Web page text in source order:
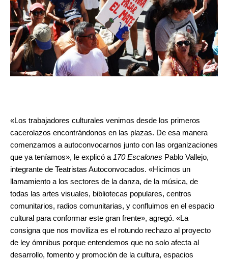
«Los trabajadores culturales venimos desde los primeros
cacerolazos encontrándonos en las plazas. De esa manera
comenzamos a autoconvocarnos junto con las organizaciones
que ya teníamos», le explicó a 170 Escalones Pablo Vallejo,
integrante de Teatristas Autoconvocados. «Hicimos un
llamamiento a los sectores de la danza, de la música, de
todas las artes visuales, bibliotecas populares, centros
comunitarios, radios comunitarias, y confluimos en el espacio
cultural para conformar este gran frente», agregó. «La
consigna que nos moviliza es el rotundo rechazo al proyecto
de ley ómnibus porque entendemos que no solo afecta al
desarrollo, fomento y promoción de la cultura, espacios